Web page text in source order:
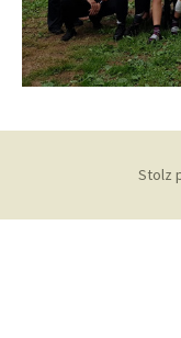
Stolz